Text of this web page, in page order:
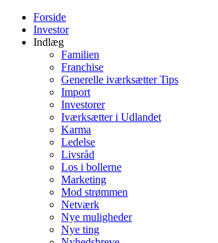
Forside
Investor
Indlæg
Familien
Franchise
Generelle iværksætter Tips
Import
Investorer
Iværksætter i Udlandet
Karma
Ledelse
Livsråd
Los i bollerne
Marketing
Mod strømmen
Netværk
Nye muligheder
Nye ting